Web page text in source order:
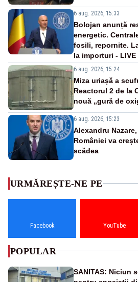
6 aug. 2026, 15:33
Bolojan anunță
energetic.
fosili, repornite.
la importuri - LIVE
6 aug. 2026, 15:24
Miza uriașă a
Reactorul 2 de la
nouă „gură de
6 aug. 2026, 15:23
Alexandru
României va
scădea
URMĂREȘTE-NE PE
Facebook YouTube
POPULAR
SANITAS: Niciun